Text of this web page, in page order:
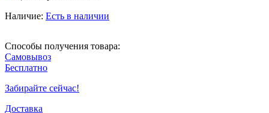
Наличие: Есть в наличии
Способы получения товара:
Самовывоз
Бесплатно
Забирайте сейчас!
Доставка